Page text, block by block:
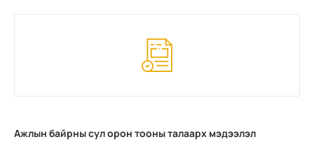
Ажлын байрны сул орон тооны талаарх мэдээлэл